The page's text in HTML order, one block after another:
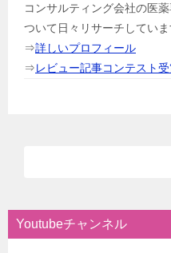
コンサルティング会社の医
ついて日々リサーチしていま
⇒詳しいプロフィール
⇒レビュー記事コンテスト
Youtubeチャンネル